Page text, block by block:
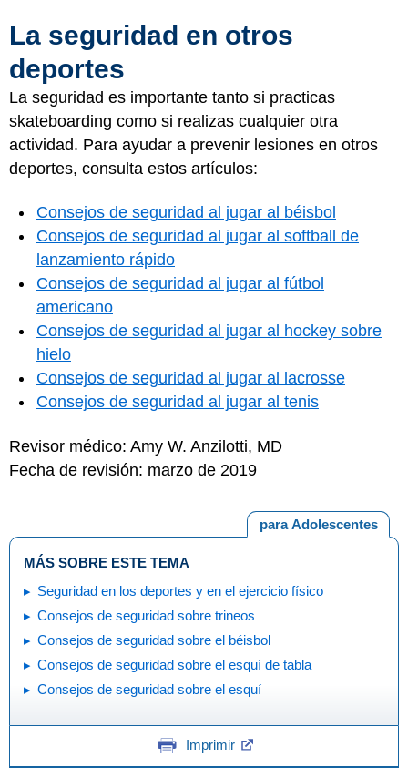
La seguridad en otros
deportes
La seguridad es importante tanto si practicas
skateboarding como si realizas cualquier otra
actividad. Para ayudar a prevenir lesiones en otros
deportes, consulta estos artículos:
Consejos de seguridad al jugar al béisbol
Consejos de seguridad al jugar al softball de
lanzamiento rápido
Consejos de seguridad al jugar al fútbol
americano
Consejos de seguridad al jugar al hockey sobre
hielo
Consejos de seguridad al jugar al lacrosse
Consejos de seguridad al jugar al tenis
Revisor médico: Amy W. Anzilotti, MD
Fecha de revisión: marzo de 2019
para Adolescentes
MÁS SOBRE ESTE TEMA
Seguridad en los deportes y en el ejercicio físico
Consejos de seguridad sobre trineos
Consejos de seguridad sobre el béisbol
Consejos de seguridad sobre el esquí de tabla
Consejos de seguridad sobre el esquí
Imprimir